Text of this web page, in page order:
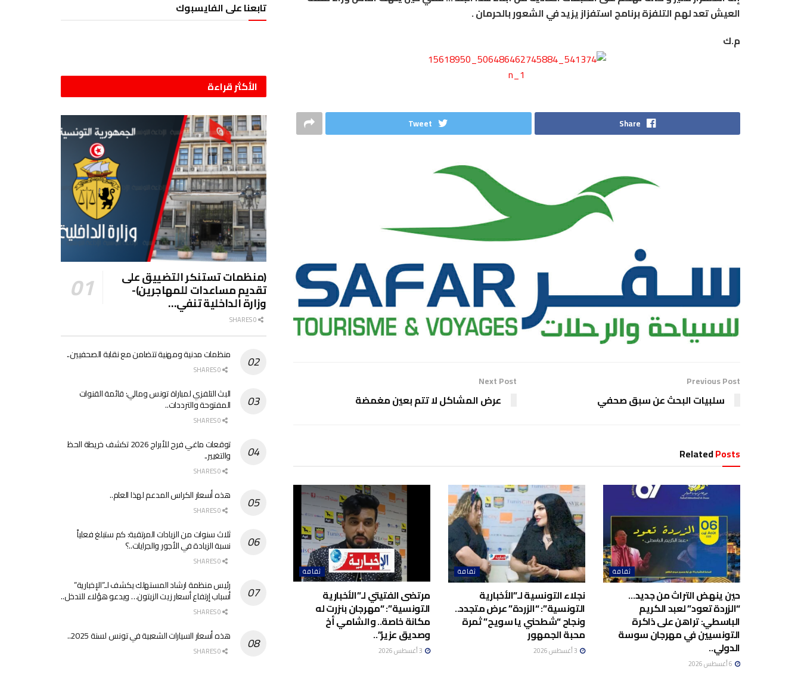
العيش تعد لهم التلفزة برنامج استفزاز يزيد في الشعور بالحرمان .
م.ك
Share
Tweet
Previous Post
سلبيات البحث عن سبق صحفي
Next Post
عرض المشاكل لا تتم بعين مغمضة
RelatedPosts
ثقافة
حين ينهض التراث من جديد…
“الزردة تعود” لعبد الكريم
الباسطي: تراهن على ذاكرة
التونسيين في مهرجان سوسة
الدولي..
ثقافة
نجلاء التونسية لـ”الأخبارية
التونسية”: “الزردة” عرض متجدد..
ونجاح “شطحني يا سويح” ثمرة
محبة الجمهور
ثقافة
مرتضى الفتيتي لـ”الأخبارية
التونسية”: “مهرجان بنزرت له
مكانة خاصة.. والشامي أخ
وصديق عزيز”..
تابعنا على الفايسبوك
الأكثر قراءة
(منظمات تستنكر التضييق على
تقديم مساعدات للمهاجرين)-
وزارة الداخلية تنفي…
منظمات مدنية ومهنية تتضامن مع نقابة الصحفيين..
البث التلفزي لمباراة تونس ومالي: قائمة القنوات
المفتوحة والترددات..
توقعات ماغي فرح للأبراج 2026 تكشف خريطة الحظ
والتغيير..
هذه أسعار الكراس المدعم لهذا العام..
ثلاث سنوات من الزيادات المرتقبة: كم ستبلغ فعلياً
نسبة الزيادة في الأجور والجرايات..؟
رئيس منظمة ارشاد المستهلك يكشف لـ”الإخبارية”
أسباب إرتفاع أسعار زيت الزيتون… ويدعو هؤلاء للتدخل..
هذه أسعار السيارات الشعبية في تونس لسنة 2025..